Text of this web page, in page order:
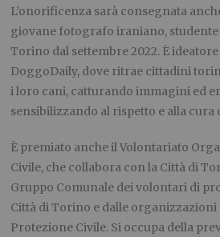
L’onorificenza sarà consegnata
giovane fotografo iraniano,
Torino dal settembre 2022. È
DoggoDaily, dove ritrae cittadini
i loro cani, catturando immagini ed
sensibilizzando al rispetto e alla cura
È premiato anche il Volontariato
Civile, che collabora con la Città di
Gruppo Comunale dei volontari di
Città di Torino e dalle
Protezione Civile. Si occupa della